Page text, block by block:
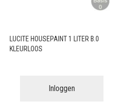
LUCITE HOUSEPAINT 1 LITER B.0
KLEURLOOS
Inloggen